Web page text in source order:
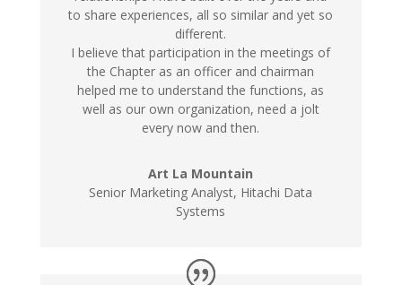
to share experiences, all so similar and yet so
different.
I believe that participation in the meetings of
the Chapter as an officer and chairman
helped me to understand the functions, as
well as our own organization, need a jolt
every now and then.
Art La Mountain
Senior Marketing Analyst, Hitachi Data
Systems